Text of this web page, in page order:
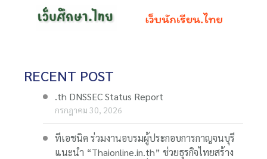
RECENT POST
.th DNSSEC Status Report
กรกฎาคม 30, 2026
ทีเอชนิค ร่วมงานอบรมผู้ประกอบการกาญจนบุรี
แนะนำ “Thaionline.in.th” ช่วยธุรกิจไทยสร้าง